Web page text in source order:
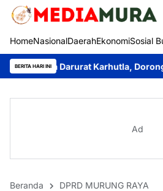
HomeNasionalDaerahEkonomiSosial
BERITA HARI INI
Karhutla, Dorong Sinergi Seluruh
Ad
Beranda DPRD MURUNG RAYA